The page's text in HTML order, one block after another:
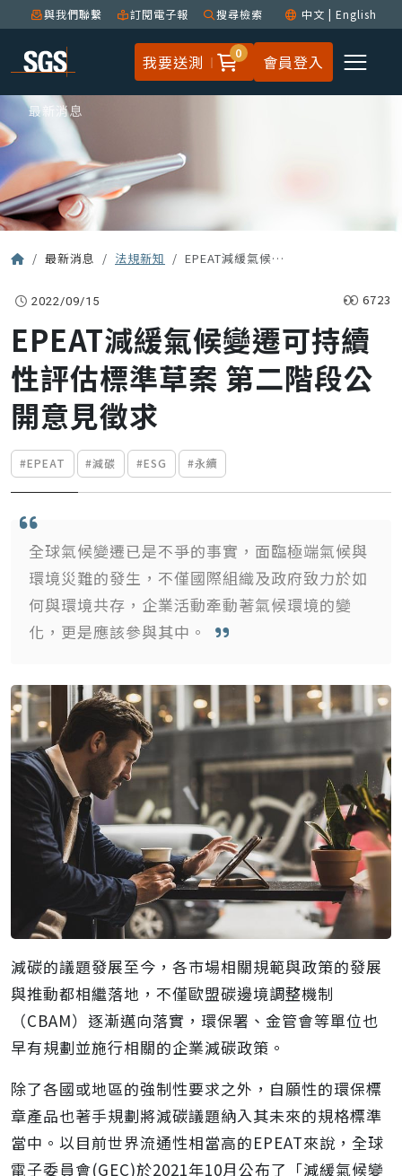
與我們聯繫 訂閱電子報 搜尋檢索 中文 | English
我要送測 0 會員登入
最新消息
最新消息 法規新知 EPEAT減緩氣候變遷可持續性評估標準草案 第二階段公開意見徵求
2022/09/15 6723
EPEAT減緩氣候變遷可持續
性評估標準草案 第二階段公
開意見徵求
#EPEAT #減碳 #ESG #永續
全球氣候變遷已是不爭的事實，面臨極端氣候與
環境災難的發生，不僅國際組織及政府致力於如
何與環境共存，企業活動牽動著氣候環境的變
化，更是應該參與其中。
減碳的議題發展至今，各市場相關規範與政策的發展
與推動都相繼落地，不僅歐盟碳邊境調整機制
（CBAM）逐漸邁向落實，環保署、金管會等單位也
早有規劃並施行相關的企業減碳政策。
除了各國或地區的強制性要求之外，自願性的環保標
章產品也著手規劃將減碳議題納入其未來的規格標準
當中。以目前世界流通性相當高的EPEAT來說，全球
電子委員會(GEC)於2021年10月公布了「減緩氣候變